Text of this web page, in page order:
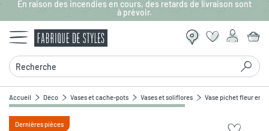
Aller au contenu principal
En raison des incendies en cours, des retards de livraison sont
à prévoir.
Recherche
Accueil Déco Vases et cache-pots Vases et soliflores Vase pichet fleur en
Dernières pièces